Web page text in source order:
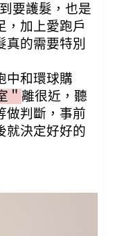
要護髮，也是
，加上愛跑戶
的需要特別
中和環球購
＂ 離很近，聽
做判斷，事前
就決定好好的